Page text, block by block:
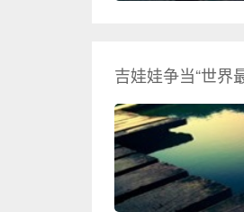
吉娃娃争当“世界